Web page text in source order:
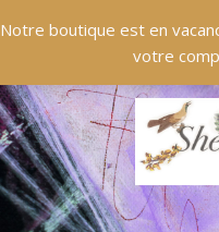
Notre boutique est en
votre